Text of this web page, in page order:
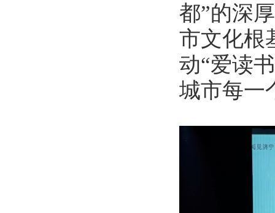
都”的深
市文化根
动“爱读
城市每一